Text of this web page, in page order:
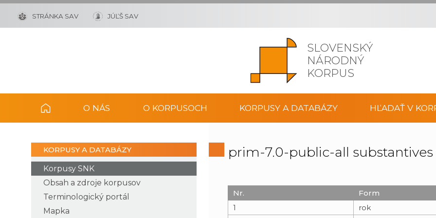
SLOVENSKÝ
NÁRODNÝ
KORPUS
STRÁNKA SAV JÚĽŠ SAV
O NÁS O KORPUSOCH KORPUSY A DATABÁZY HĽADAŤ V
KORPUSY A DATABÁZY
Korpusy SNK
Obsah a zdroje korpusov
Terminologický portál
Mapka
prim-7.0-public-all
Nr. Form
1
rok